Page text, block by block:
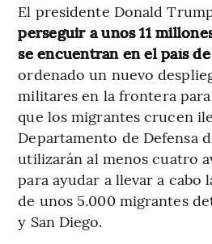
El presidente Donald
perseguir a unos 11
se encuentran en el país
ordenado un nuevo
militares en la frontera
que los migrantes crucen
Departamento de Defensa
utilizarán al menos cuatro
para ayudar a llevar a cabo
de unos 5.000 migrantes
y San Diego.